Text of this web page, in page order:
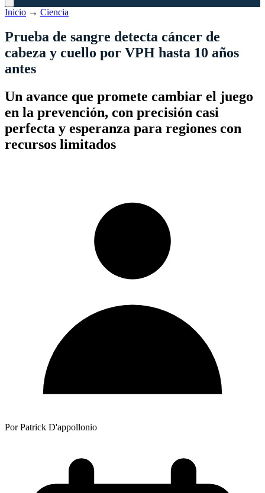
Inicio → Ciencia
Prueba de sangre detecta cáncer de
cabeza y cuello por VPH hasta 10 años
antes
Un avance que promete cambiar el juego
en la prevención, con precisión casi
perfecta y esperanza para regiones con
recursos limitados
Por Patrick D'appollonio